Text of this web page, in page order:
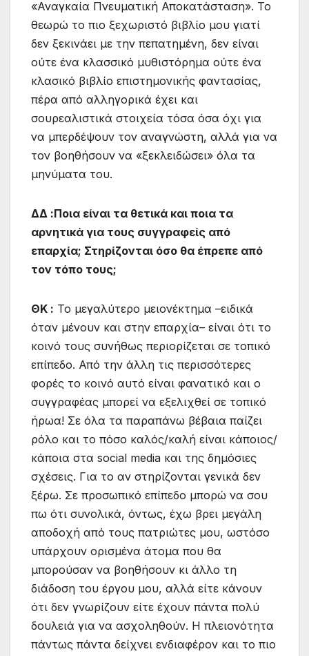
«Αναγκαία Πνευματική Αποκατάσταση». Το
θεωρώ το πιο ξεχωριστό βιβλίο μου γιατί
δεν ξεκινάει με την πεπατημένη, δεν είναι
ούτε ένα κλασσικό μυθιστόρημα ούτε ένα
κλασικό βιβλίο επιστημονικής φαντασίας,
πέρα από αλληγορικά έχει και
σουρεαλιστικά στοιχεία τόσα όσα όχι για
να μπερδέψουν τον αναγνώστη, αλλά για να
τον βοηθήσουν να «ξεκλειδώσει» όλα τα
μηνύματα του.
ΔΔ :Ποια είναι τα θετικά και ποια τα
αρνητικά για τους συγγραφείς από
επαρχία; Στηρίζονται όσο θα έπρεπε από
τον τόπο τους;
ΘΚ : Το μεγαλύτερο μειονέκτημα –ειδικά
όταν μένουν και στην επαρχία– είναι ότι το
κοινό τους συνήθως περιορίζεται σε τοπικό
επίπεδο. Από την άλλη τις περισσότερες
φορές το κοινό αυτό είναι φανατικό και ο
συγγραφέας μπορεί να εξελιχθεί σε τοπικό
ήρωα! Σε όλα τα παραπάνω βέβαια παίζει
ρόλο και το πόσο καλός/καλή είναι κάποιος/
κάποια στα social media και της δημόσιες
σχέσεις. Για το αν στηρίζονται γενικά δεν
ξέρω. Σε προσωπικό επίπεδο μπορώ να σου
πω ότι συνολικά, όντως, έχω βρει μεγάλη
αποδοχή από τους πατριώτες μου, ωστόσο
υπάρχουν ορισμένα άτομα που θα
μπορούσαν να βοηθήσουν κι άλλο τη
διάδοση του έργου μου, αλλά είτε κάνουν
ότι δεν γνωρίζουν είτε έχουν πάντα πολύ
δουλειά για να ασχοληθούν. Η πλειονότητα
πάντως πάντα δείχνει ενδιαφέρον και τo πιο